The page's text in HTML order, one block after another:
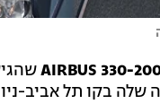
בקו תל אביב-